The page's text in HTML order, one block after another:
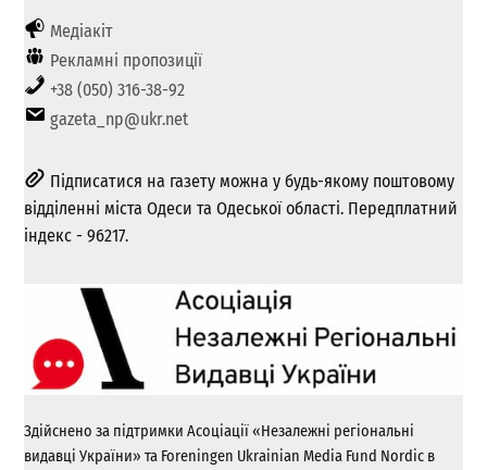
Медіакіт
Рекламні пропозиції
+38 (050) 316-38-92
gazeta_np@ukr.net
Підписатися на газету можна у будь-якому поштовому
відділенні міста Одеси та Одеської області. Передплатний
індекс - 96217.
Здійснено за підтримки Асоціації «Незалежні регіональні
видавці України» та Foreningen Ukrainian Media Fund Nordic в